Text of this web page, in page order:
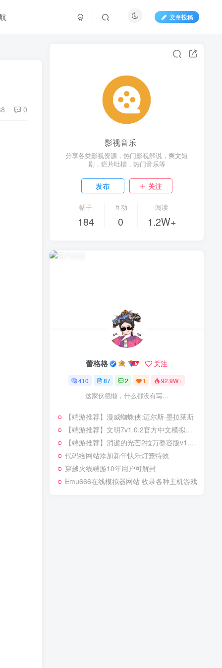
文章投稿
0
影视音乐
分享各类影视资源，热门影视解说，爽文短
剧，烂片吐槽，热门音乐等
发布 关注
帖子
184
互动
0
阅读
1.2W+
蕾格格 关注
410 87 2 1 92.9W+
这家伙很懒，什么都没有写...
【端游推荐】漫威蜘蛛侠:迈尔斯·墨拉莱斯
【端游推荐】文明7v1.0.2官方中文模拟器版本解压可玩
【端游推荐】消逝的光芒2拉万整容版v1.21.0+全DLC官方中文
代码给网站添加新年快乐灯笼特效
穿越火线端游10年用户可解封
Emu666在线模拟器网站 收录各种主机游戏